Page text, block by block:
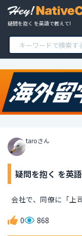
疑問を抱く を英語で教えて!
taroさん
疑問を抱く を英
会社で、同僚に「上
0 868